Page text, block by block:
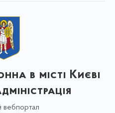
в місті Києві
вебпортал